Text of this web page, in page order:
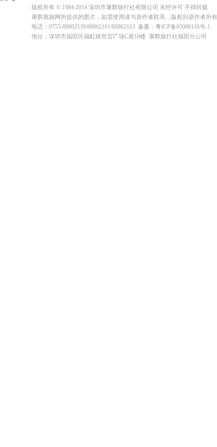
版权所有 © 1984-2014 深圳市康辉旅行社有限公司 未经许可 不得转载
康辉惠旅网所提供的图片，如需使用请与原作者联系，版权归原作者所
电话：0755-88862139/88862161/88862163 备案：粤ICP备05088116号-1
地址：深圳市福田区福虹路世贸广场C座18楼 康辉旅行社福田分公司